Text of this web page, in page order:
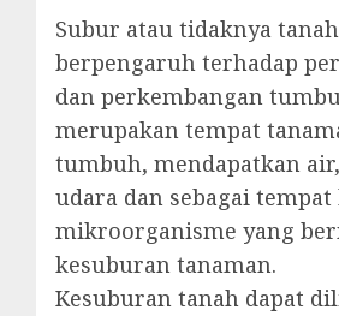
Subur atau tidaknya tanah
berpengaruh terhadap
dan perkembangan
merupakan tempat
tumbuh, mendapatkan
udara dan sebagai
mikroorganisme yang
kesuburan tanaman.
Kesuburan tanah dapat